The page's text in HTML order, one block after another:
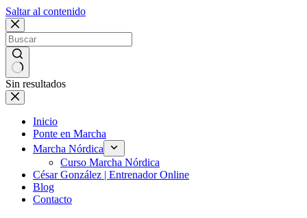
Saltar al contenido
Sin resultados
Inicio
Ponte en Marcha
Marcha Nórdica
Curso Marcha Nórdica
César González | Entrenador Online
Blog
Contacto